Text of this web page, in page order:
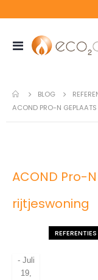
Toggle
Nav
BLOG
ACOND PRO-N
ACOND Pro-
rijtjeswoning
REFERENTIES
-Juli
19,